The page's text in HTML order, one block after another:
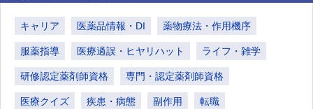
キャリア 医薬品情報・DI 薬物療法・作用機序
服薬指導 医療過誤・ヒヤリハット ライフ・雑学
研修認定薬剤師資格 専門・認定薬剤師資格
医療クイズ 疾患・病態 副作用 転職